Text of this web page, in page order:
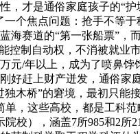
才是通俗家庭孩子的“
个焦点问题：抢手不等
赛道的“第一张船票”，
制自动权，不消被就
/年以上，成为了喷鼻
赶上财产迸发，通俗
木桥”的窘境，最初只
，这些高校，都是工科
校），涵盖7所985和2